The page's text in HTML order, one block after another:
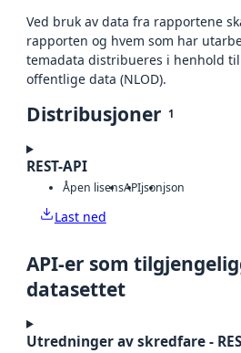
Ved bruk av data fra rapportene
rapporten og hvem som har
temadata distribueres i henhold
offentlige data (NLOD).
Distribusjoner 1
REST-API
Åpen lisensAPIjsonjson
Last ned
API-er som
datasettet
Utredninger av skredfare -